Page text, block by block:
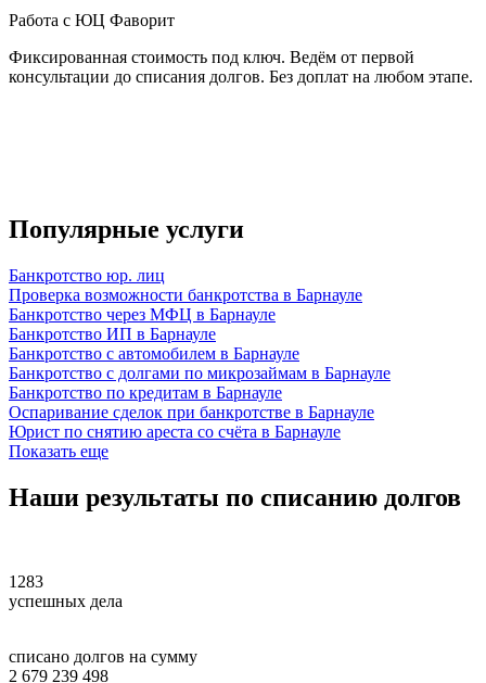
Работа с ЮЦ Фаворит
Фиксированная стоимость под ключ. Ведём от первой
консультации до списания долгов. Без доплат на любом этапе.
Популярные услуги
Банкротство юр. лиц
Проверка возможности банкротства в Барнауле
Банкротство через МФЦ в Барнауле
Банкротство ИП в Барнауле
Банкротство с автомобилем в Барнауле
Банкротство с долгами по микрозаймам в Барнауле
Банкротство по кредитам в Барнауле
Оспаривание сделок при банкротстве в Барнауле
Юрист по снятию ареста со счёта в Барнауле
Показать еще
Наши результаты по списанию долгов
1283
успешных дела
списано долгов на сумму
2 679 239 498